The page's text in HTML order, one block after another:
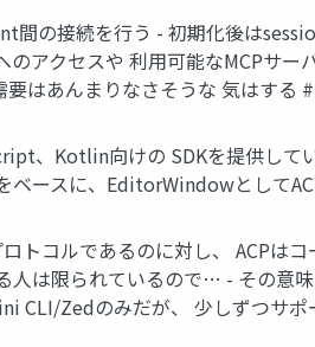
間の接続を行う - 初期化後は
アクセスや 利用可能なMCPサ
はあんまりなさそうな 気はする
、Kotlin向けの SDKを提供して
ースに、EditorWindowとして
トコルであるのに対し、 ACPは
人は限られているので… - その
CLI/Zedのみだが、 少しずつサ